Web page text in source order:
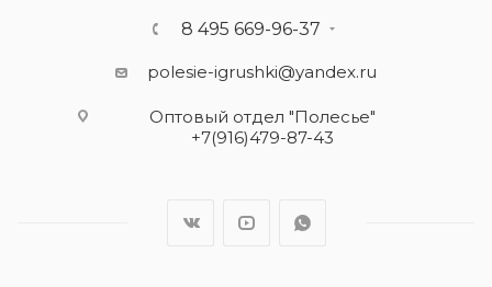
8 495 669-96-37
polesie-igrushki@yandex.ru
Оптовый отдел "Полесье"
+7(916)479-87-43